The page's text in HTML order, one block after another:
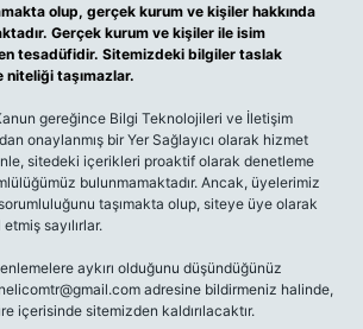
olup, gerçek kurum ve kişiler hakkında
Gerçek kurum ve kişiler ile isim
tesadüfidir. Sitemizdeki bilgiler taslak
taşımazlar.
gereğince Bilgi Teknolojileri ve İletişim
onaylanmış bir Yer Sağlayıcı olarak hizmet
sitedeki içerikleri proaktif olarak denetleme
bulunmamaktadır. Ancak, üyelerimiz
taşımakta olup, siteye üye olarak
sayılırlar.
aykırı olduğunu düşündüğünüz
adresine bildirmeniz halinde,
içerisinde sitemizden kaldırılacaktır.